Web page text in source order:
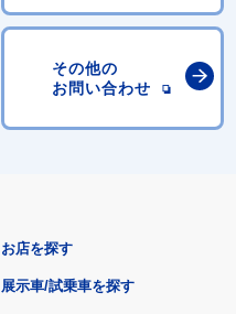
その他の
お問い合わせ
お店を探す
展示車/試乗車を探す